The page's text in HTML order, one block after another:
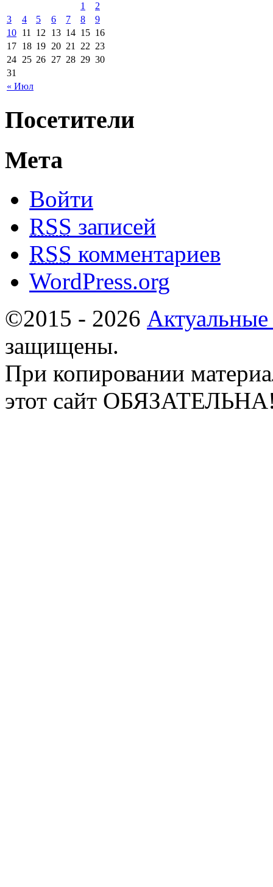
« Июл
1
2
3
4 5 6 7 8
9
10 11 12 13 14 15 16
17 18 19 20 21 22 23
24 25 26 27 28 29 30
31
Посетители
Мета
Войти
RSS записей
RSS комментариев
WordPress.org
©2015 - 2026
защищены.
При копировании
этот сайт